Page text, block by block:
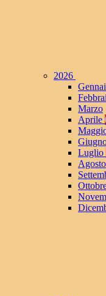
2026
Marzo
Aprile
Luglio
Agosto